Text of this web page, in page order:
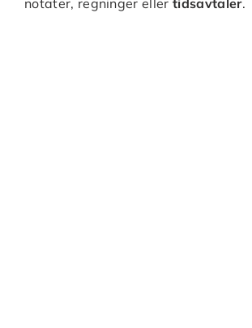
notater, regninger ellertidsavtaler.